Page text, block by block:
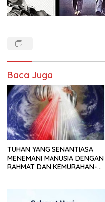
Baca Juga
TUHAN YANG SENANTIASA
MENEMANI MANUSIA DENGAN
RAHMAT DAN KEMURAHAN-